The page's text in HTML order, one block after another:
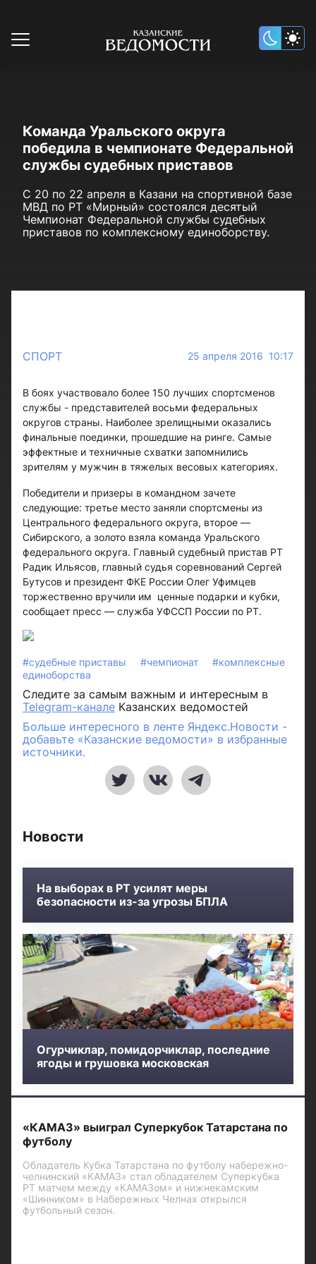
Команда Уральского округа
победила в чемпионате Федеральной
службы судебных приставов
С 20 по 22 апреля в Казани на спортивной базе
МВД по РТ «Мирный» состоялся десятый
Чемпионат Федеральной службы судебных
приставов по комплексному единоборству.
СПОРТ 25 апреля 2016 10:17
В боях участвовало более 150 лучших спортсменов
службы - представителей восьми федеральных
округов страны. Наиболее зрелищными оказались
финальные поединки, прошедшие на ринге. Самые
эффектные и техничные схватки запомнились
зрителям у мужчин в тяжелых весовых категориях.
Победители и призеры в командном зачете
следующие: третье место заняли спортсмены из
Центрального федерального округа, второе —
Сибирского, а золото взяла команда Уральского
федерального округа. Главный судебный пристав РТ
Радик Ильясов, главный судья соревнований Сергей
Бутусов и президент ФКЕ России Олег Уфимцев
торжественно вручили им ценные подарки и кубки,
сообщает пресс — служба УФССП России по РТ.
#судебные приставы #чемпионат
#комплексные
единоборства
Следите за самым важным и интересным в
Telegram-канале Казанских ведомостей
Больше интересного в ленте Яндекс.Новости -
добавьте «Казанские ведомости» в избранные
источники.
Новости
На выборах в РТ усилят меры
безопасности из-за угрозы БПЛА
Огурчиклар, помидорчиклар, последние
ягоды и грушовка московская
«КАМАЗ» выиграл Суперкубок Татарстана по
футболу
Обладатель Кубка Татарстана по футболу набережно-
челнинский «КАМАЗ» стал обладателем Суперкубка
РТ матчем между «КАМАЗом» и нижнекамским
«Шинником» в Набережных Челнах открылся
футбольный сезон.